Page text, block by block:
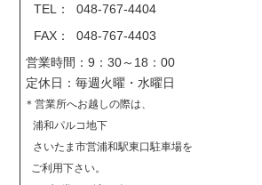
TEL： 048-767-4404
FAX： 048-767-4403
営業時間：9：30～18：00
定休日：毎週火曜・水曜日
＊営業所へお越しの際は、
浦和パルコ地下
さいたま市営浦和駅東口駐車場を
ご利用下さい。